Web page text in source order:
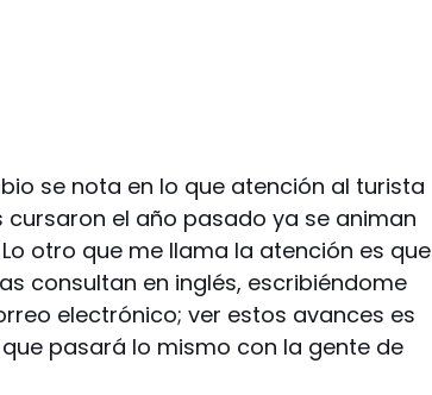
se nota en lo que atención al turista
cursaron el año pasado ya se animan
otro que me llama la atención es que
consultan en inglés, escribiéndome
electrónico; ver estos avances es
pasará lo mismo con la gente de